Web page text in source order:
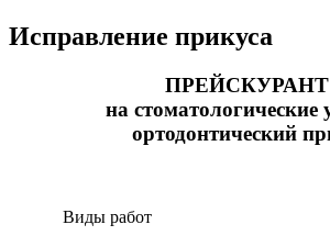
Исправление прикуса
ПРЕЙСКУРАНТ
на стоматологические
ортодонтический
Виды работ